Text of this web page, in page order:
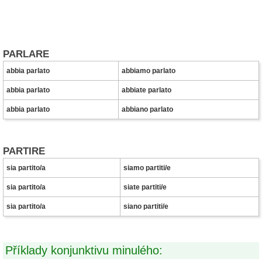
PARLARE
abbia parlato abbiamo parlato
abbia parlato abbiate parlato
abbia parlato abbiano parlato
PARTIRE
sia partito/a siamo partiti/e
sia partito/a siate partiti/e
sia partito/a siano partiti/e
Příklady konjunktivu minulého: